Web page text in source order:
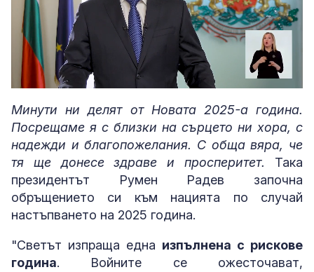
Unmute Loaded
Минути ни делят от Новата 2025-а година.
Посрещаме я с близки на сърцето ни хора, с
надежди и благопожелания. С обща вяра, че
тя ще донесе здраве и просперитет. Така
президентът Румен Радев започна
обръщението си към нацията по случай
настъпването на 2025 година.
"Светът изпраща една изпълнена с рискове
година. Войните се ожесточават,